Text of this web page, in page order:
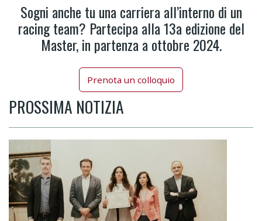
Sogni anche tu una carriera all’interno di un
racing team? Partecipa alla 13a edizione del
Master, in partenza a ottobre 2024.
Prenota un colloquio
PROSSIMA NOTIZIA